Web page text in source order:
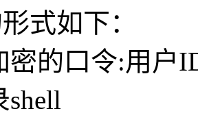
式如下：
密的口令:用户
shell